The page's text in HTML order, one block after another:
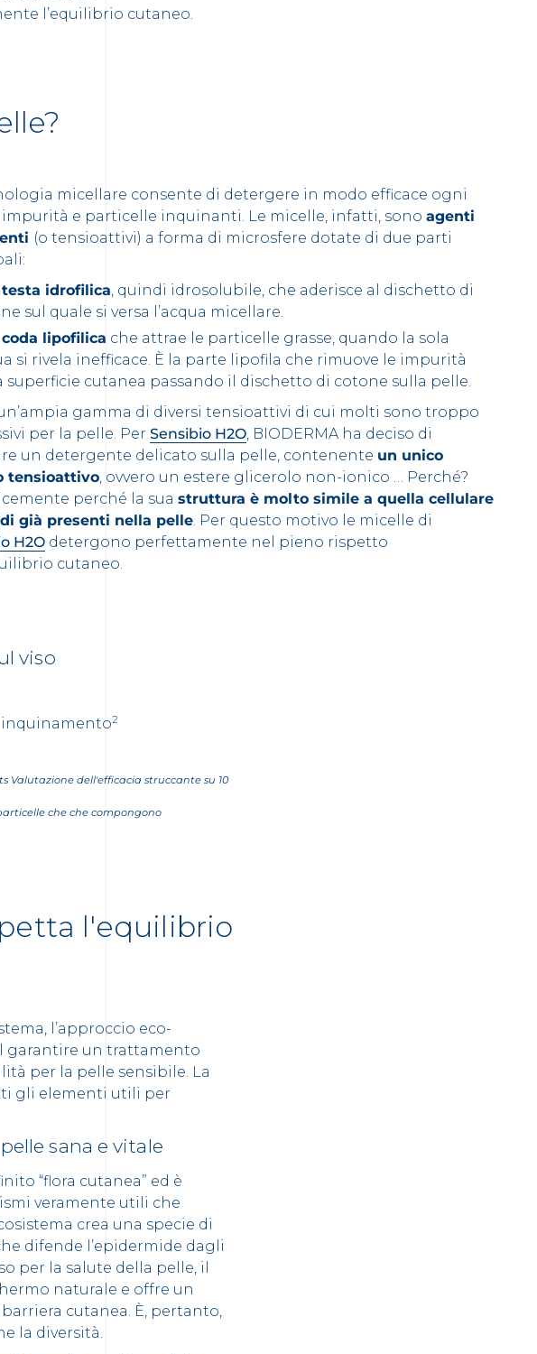
l’equilibrio cutaneo.
micellare consente di detergere in modo efficace ogni
e particelle inquinanti. Le micelle, infatti, sono agenti
(o tensioattivi) a forma di microsfere dotate di due parti
testa idrofilica, quindi idrosolubile, che aderisce al dischetto di
sul quale si versa l’acqua micellare.
coda lipofilica che attrae le particelle grasse, quando la sola
si rivela inefficace. È la parte lipofila che rimuove le impurità
superficie cutanea passando il dischetto di cotone sulla pelle.
gamma di diversi tensioattivi di cui molti sono troppo
per la pelle. Per Sensibio H2O, BIODERMA ha deciso di
un detergente delicato sulla pelle, contenente un unico
tensioattivo, ovvero un estere glicerolo non-ionico … Perché?
perché la sua struttura è molto simile a quella cellulare
già presenti nella pelle. Per questo motivo le micelle di
H2O detergono perfettamente nel pieno rispetto
cutaneo.
viso
inquinamento2
Valutazione dell'efficacia struccante su 10
che che compongono
l'equilibrio
l’approccio eco-
garantire un trattamento
per la pelle sensibile. La
gli elementi utili per
sana e vitale
“flora cutanea” ed è
veramente utili che
crea una specie di
difende l’epidermide dagli
per la salute della pelle, il
naturale e offre un
cutanea. È, pertanto,
la diversità.